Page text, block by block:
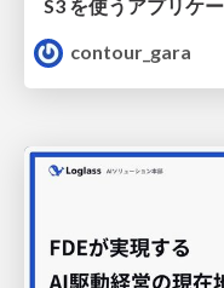
contour_gara